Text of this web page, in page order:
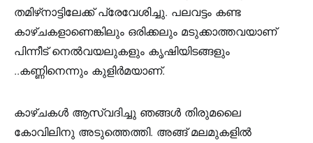
തമിഴ്‌നാട്ടിലേക്ക് പ്രേവേശിച്ചു. പലവട്ടം കണ്ട
കാഴ്ചകളാണെങ്കിലും ഒരിക്കലും മടുക്കാത്തവയാണ്
പിന്നീട് നെൽവയലുകളും കൃഷിയിടങ്ങളും
..കണ്ണിനെന്നും കുളിർമയാണ്.
കാഴ്ചകൾ ആസ്വദിച്ചു ഞങ്ങൾ തിരുമലൈ
കോവിലിനു അടുത്തെത്തി. അങ്ങ് മലമുകളിൽ